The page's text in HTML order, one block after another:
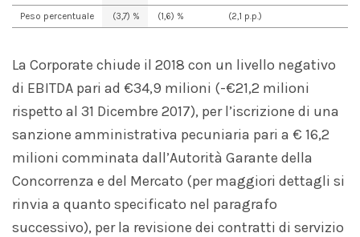
Peso percentuale (3,7) % (1,6) % (2,1 p.p.)
La Corporate chiude il 2018 con un livello negativo
di EBITDA pari ad €34,9 milioni (-€21,2 milioni
rispetto al 31 Dicembre 2017), per l’iscrizione di una
sanzione amministrativa pecuniaria pari a € 16,2
milioni comminata dall’Autorità Garante della
Concorrenza e del Mercato (per maggiori dettagli si
rinvia a quanto specificato nel paragrafo
successivo), per la revisione dei contratti di servizio